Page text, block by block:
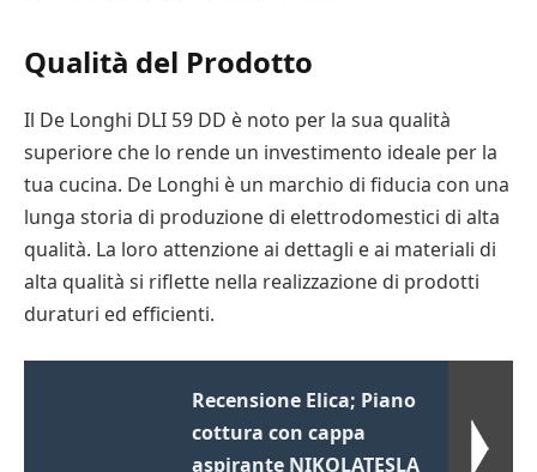
Qualità del Prodotto
Il De Longhi DLI 59 DD è noto per la sua qualità
superiore che lo rende un investimento ideale per la
tua cucina. De Longhi è un marchio di fiducia con una
lunga storia di produzione di elettrodomestici di alta
qualità. La loro attenzione ai dettagli e ai materiali di
alta qualità si riflette nella realizzazione di prodotti
duraturi ed efficienti.
Recensione Elica; Piano
cottura con cappa
aspirante NIKOLATESLA